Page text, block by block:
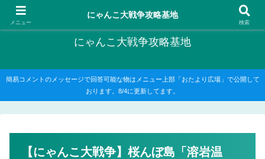
にゃんこ大戦争の攻略がメインですが、他のゲームの記事もたまに書いてます
にゃんこ大戦争攻略基地
簡易コメントのメッセージで回答可能な物はメニュー上部「おたより広場」で公開して
おります。8/4に更新してます。
【にゃんこ大戦争】桜んぼ島「溶岩温
メニュー
にゃんこ大戦争攻略基地
検索